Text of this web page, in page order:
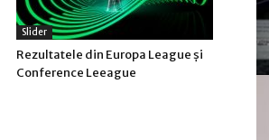
Slider
Rezultatele din Europa League şi
Conference Leeague